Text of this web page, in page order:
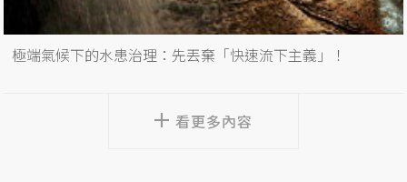
極端氣候下的水患治理：先丟棄「快速流下主義」！
看更多內容